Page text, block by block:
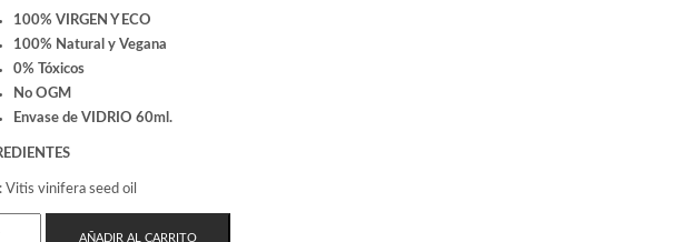
100% VIRGEN Y ECO
100% Natural y Vegana
0% Tóxicos
No OGM
Envase de VIDRIO 60ml .
Vitis vinifera seed oil
AÑADIR AL CARRITO